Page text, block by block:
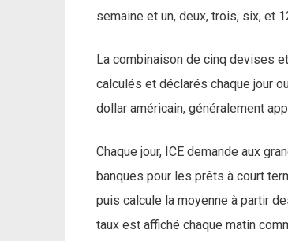
semaine et un, deux, trois, six, et
La combinaison de cinq devises
calculés et déclarés chaque jour
dollar américain, généralement
Chaque jour, ICE demande aux
banques pour les prêts à court
puis calcule la moyenne à partir
taux est affiché chaque matin